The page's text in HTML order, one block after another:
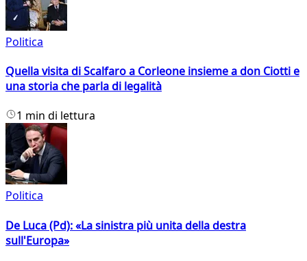
Politica
Quella visita di Scalfaro a Corleone insieme a don Ciotti e
una storia che parla di legalità
1 min di lettura
Politica
De Luca (Pd): «La sinistra più unita della destra
sull'Europa»